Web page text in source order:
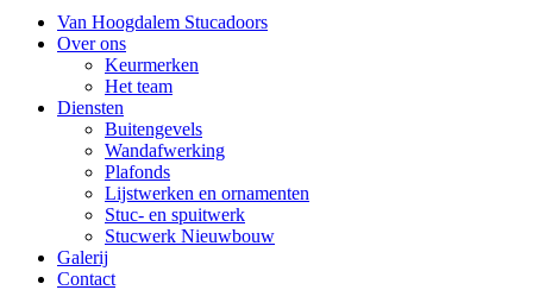
Van Hoogdalem Stucadoors
Over ons
Keurmerken
Het team
Diensten
Buitengevels
Wandafwerking
Plafonds
Lijstwerken en ornamenten
Stuc- en spuitwerk
Stucwerk Nieuwbouw
Galerij
Contact